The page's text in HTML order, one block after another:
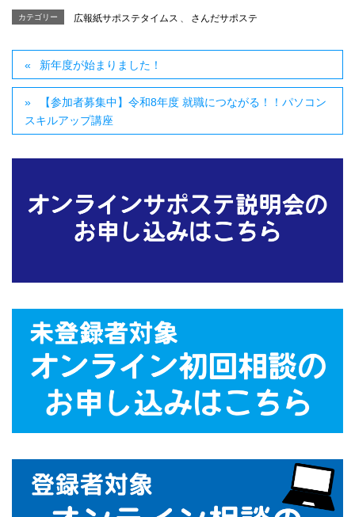
カテゴリー 広報紙サポステタイムス 、 さんだサポステ
新年度が始まりました！
【参加者募集中】令和8年度 就職につながる！！パソコン
スキルアップ講座